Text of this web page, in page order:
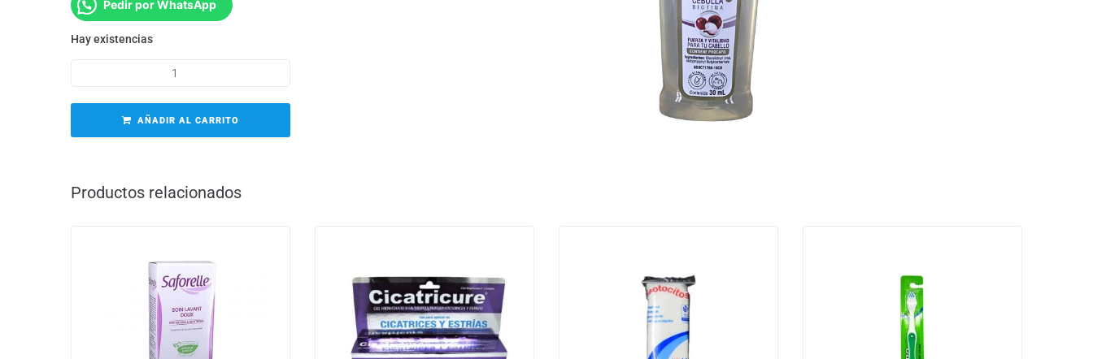
Pedir por WhatsApp
Hay existencias
AÑADIR AL CARRITO
Productos relacionados